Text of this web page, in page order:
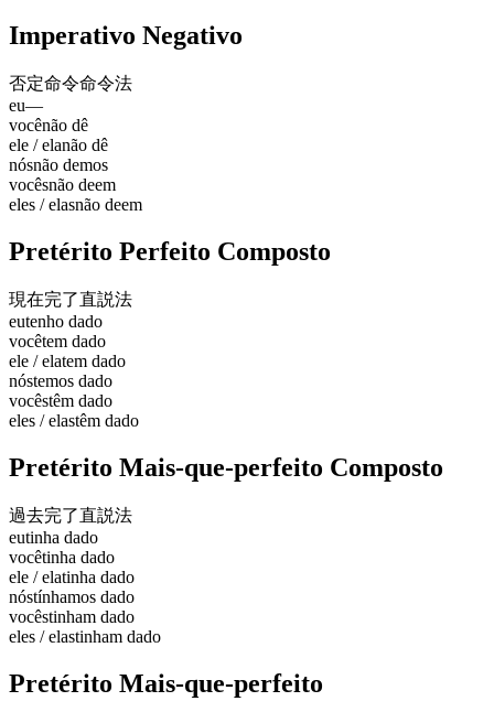
Imperativo Negativo
否定命令命令法
eu—
vocênão dê
ele / elanão dê
nósnão demos
vocêsnão deem
eles / elasnão deem
Pretérito Perfeito Composto
現在完了直説法
eutenho dado
vocêtem dado
ele / elatem dado
nóstemos dado
vocêstêm dado
eles / elastêm dado
Pretérito Mais-que-perfeito Composto
過去完了直説法
eutinha dado
vocêtinha dado
ele / elatinha dado
nóstínhamos dado
vocêstinham dado
eles / elastinham dado
Pretérito Mais-que-perfeito